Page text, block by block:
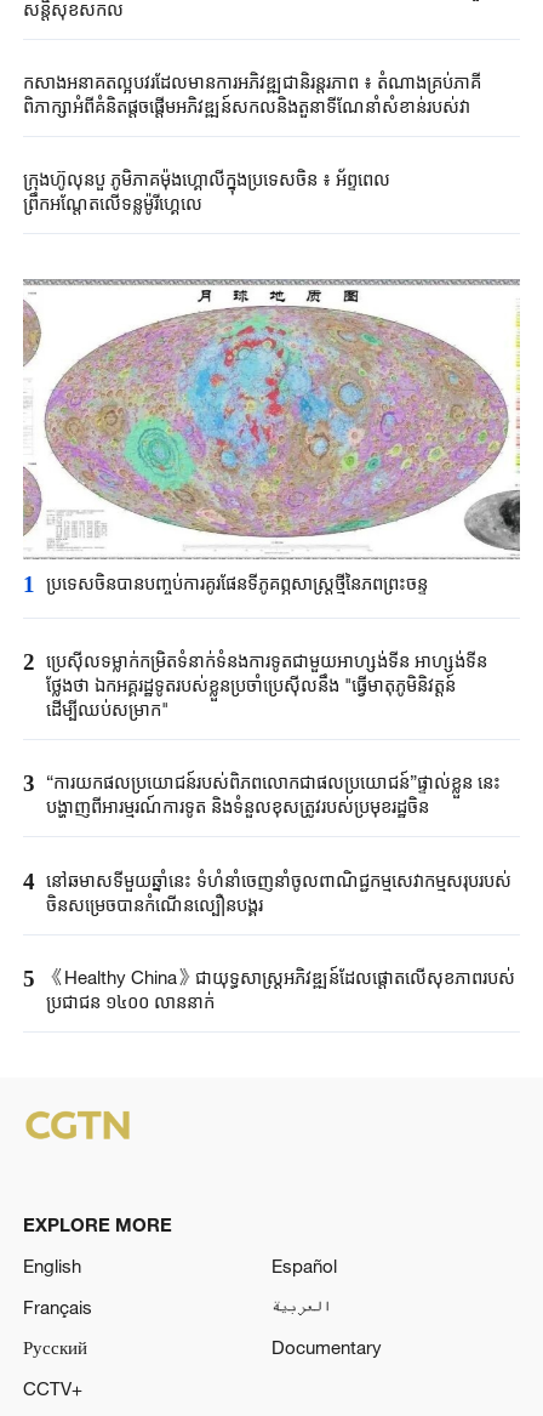
សន្តិសុខ​សកល​
កសាងអនាគតល្អបវរដែលមានការអភិវឌ្ឍជានិរន្តរភាព ៖ តំណាងគ្រប់ភាគី
ពិភាក្សាអំពីគំនិតផ្តួចផ្តើមអភិវឌ្ឍន៍សកលនិងតួនាទីណែនាំសំខាន់របស់វា
ក្រុងហ៊ូលុនបួ ភូមិភាគម៉ុងហ្គោលីក្នុងប្រទេសចិន ៖ អ័ព្ទពេល
ព្រឹកអណ្តែតលើទន្លម៉ូរីហ្គេលេ
1 ប្រទេសចិនបាន​បញ្ចប់ការគូរផែនទី​ភូគព្ភសាស្ត្រ​ថ្មីនៃភពព្រះចន្ទ​​
2 ប្រេស៊ីល​ទម្លាក់កម្រិត​ទំនាក់ទំនង​ការទូត​ជាមួយអាហ្សង់ទីន ​អាហ្សង់ទីន
ថ្លែងថា ​ឯកអគ្គរដ្ឋទូត​របស់ខ្លួន​ប្រចាំប្រេស៊ីលនឹង​ "​ធ្វើមាតុភូមិនិវត្តន៍​
ដើម្បីឈប់​សម្រាក"​
3
“ការយកផលប្រយោជន៍របស់ពិភពលោកជាផលប្រយោជន៍”ផ្ទាល់ខ្លួន នេះ
បង្ហាញពីអារម្មរណ៍ការទូត និងទំនួលខុសត្រូវរបស់ប្រមុខរដ្ឋចិន
4 នៅឆមាសទីមួយឆ្នាំនេះ ទំហំនាំចេញនាំចូលពាណិជ្ជកម្មសេវាកម្មសរុបរបស់
ចិនសម្រេចបានកំណើនល្បឿនបង្គួរ
5
《Healthy China》​ជា​យុទ្ធសាស្ត្រ​អភិវឌ្ឍន៍​ដែលផ្តោត​លើ​សុខភាព​របស់​
ប្រជាជន ​១៤០០ ​លាន​នាក់​​
EXPLORE MORE
English
Español
Français
العربية
Русский
Documentary
CCTV+